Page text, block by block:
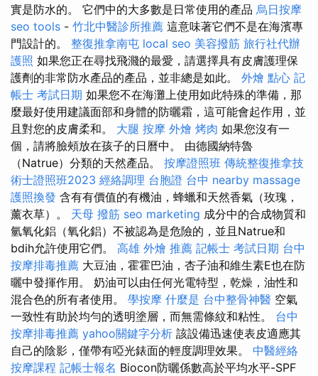
實是防水的。 它們中的大多數是日常使用的產品 烏日按摩
seo tools - 竹北中醫診所推薦 這意味著它們不是在海濱專
門設計的。 整復推拿南屯 local seo 美容撥筋 旅行社代辦
護照 如果您正在尋找飛濺的最愛，請選擇具有皮膚護理保
護劑的非常防水產品的產品，並非總是如此。 外燴 點心 記
帳士 考試日期 如果您不在海灘上使用如此特殊的準備，那
麼最好使用建議面部和身體的防曬霜，這可能會起作用，並
且對您的皮膚柔和。 大腿 按摩 外燴 烤肉 如果您沒有一
個，請將臉頰放在孩子的日曆中。 由德國納特魯
（Natrue）分類的天然產品。 按摩證照班 傳統整復推拿技
術士證照班2023 經絡調理 台胞證 台中 nearby massage
護照換發 含有有價值的有機油，蜂蠟和天然香氣（玫瑰，
薰衣草）。 天母 撥筋 seo marketing 成分中的合成物質和
氫氧化鋁（氧化鋁）不被認為是危險的，並且Natrue和
bdih允許使用它們。 高雄 外燴 推薦 記帳士 考試日期 台中
按摩排毒推薦 大豆油，霍霍巴油，杏子油和維生素E也在防
曬中發揮作用。 奶油可以由任何光電特型，乾燥，油性和
混合色的所有者使用。 學按摩 什麼是 台中整骨神醫 空氣
一致性有助於均勻的透明塗層，而無需條紋和粘性。 台中
按摩排毒推薦 yahoo關鍵字分析 該設備迅速使表皮適應其
自己的陰影，僅帶有啞光錶面的輕度調理效果。 中醫經絡
按摩課程 記帳士報名 Biocon防曬係數高於平均水平-SPF